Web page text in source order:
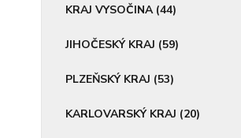
KRAJ VYSOČINA (44)
JIHOČESKÝ KRAJ (59)
PLZEŇSKÝ KRAJ (53)
KARLOVARSKÝ KRAJ (20)